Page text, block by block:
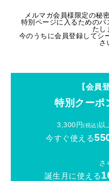
メルマガ会員様限定の秘
特別ページに入るための
たし
今のうちに会員登録してシ
さ
【会員
特別クーポ
3,300円(税込) 以
今すぐ使える
さ
誕生月に使える